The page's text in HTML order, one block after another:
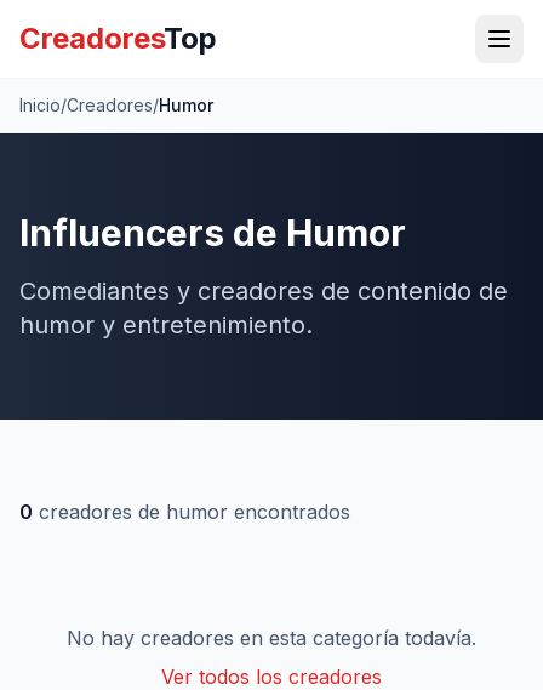
CreadoresTop
Inicio/Creadores/Humor
Influencers de Humor
Comediantes y creadores de contenido de
humor y entretenimiento.
0 creadores de humor encontrados
No hay creadores en esta categoría todavía.
Ver todos los creadores